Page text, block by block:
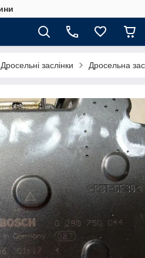
Дросельні заслінки Дросельна